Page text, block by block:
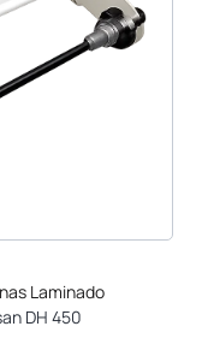
Laminado
DH 450